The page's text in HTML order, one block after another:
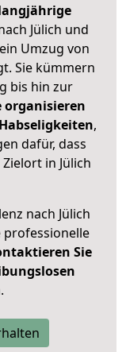
Jülich und
Umzug von
Sie kümmern
bis hin zur
organisieren
,
dafür, dass
in Jülich
nach Jülich
professionelle
Sie